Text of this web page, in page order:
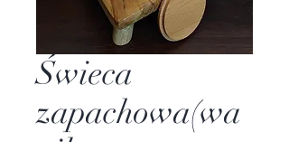
Świeca
zapachowa(wa